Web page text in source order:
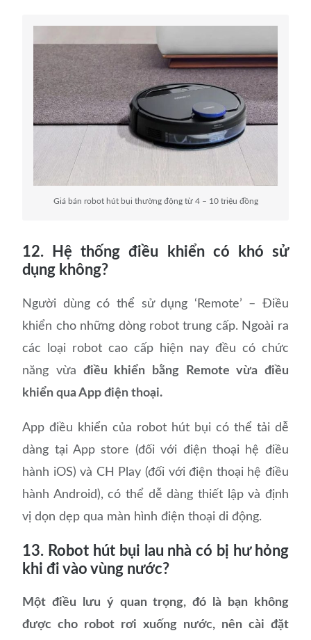
Giá bán robot hút bụi thường động từ 4 – 10 triệu đồng
12. Hệ thống điều khiển có khó sử
dụng không?
Người dùng có thể sử dụng ‘Remote’ – Điều
khiển cho những dòng robot trung cấp. Ngoài ra
các loại robot cao cấp hiện nay đều có chức
năng vừa điều khiển bằng Remote vừa điều
khiển qua App điện thoại.
App điều khiển của robot hút bụi có thể tải dễ
dàng tại App store (đối với điện thoại hệ điều
hành iOS) và CH Play (đối với điện thoại hệ điều
hành Android), có thể dễ dàng thiết lập và định
vị dọn dẹp qua màn hình điện thoại di động.
13. Robot hút bụi lau nhà có bị hư hỏng
khi đi vào vùng nước?
Một điều lưu ý quan trọng, đó là bạn không
được cho robot rơi xuống nước, nên cài đặt